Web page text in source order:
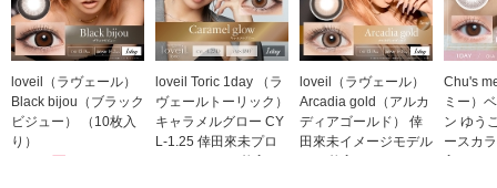
loveil（ラヴェール）
Black bijou（ブラック
ビジュー） （10枚入
り）
loveil Toric 1day （ラ
ヴェールトーリック）
キャラメルグロー CY
L-1.25 倖田來未プロ
デュース （10枚入
loveil（ラヴェール）
Arcadia gold（アルカ
ディアゴールド） 倖
田來未イメージモデル
（10枚入り）
Chu's
ミー）
ン ゆう
ースカ
入り）